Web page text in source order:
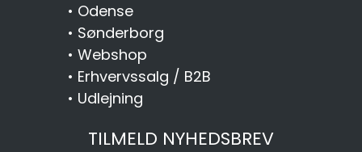
• Odense
• Sønderborg
• Webshop
• Erhvervssalg / B2B
• Udlejning
TILMELD NYHEDSBREV